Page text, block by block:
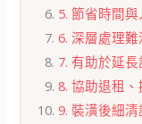
5. 節省時間
6. 深層處理
7. 有助於延
8. 協助退租
9. 裝潢後細